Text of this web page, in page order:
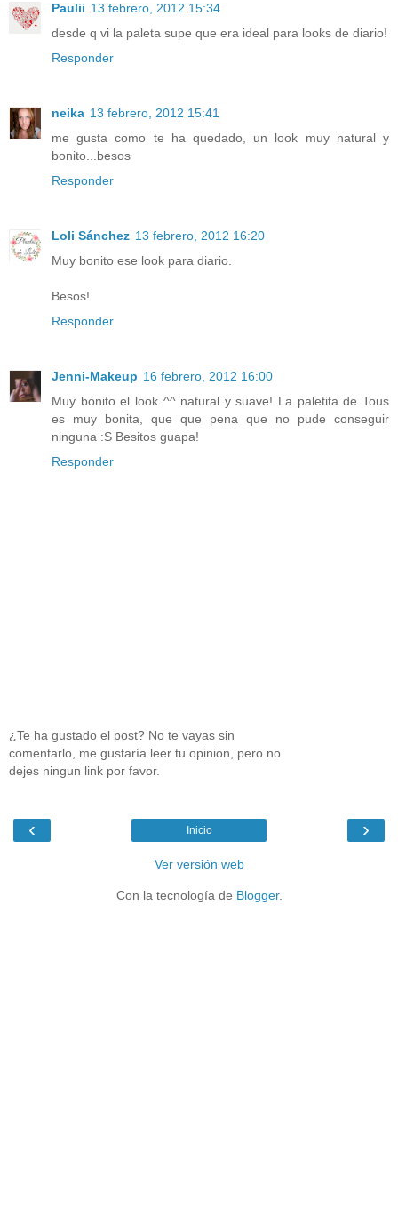
Paulii 13 febrero, 2012 15:34
desde q vi la paleta supe que era ideal para looks de diario!
Responder
neika 13 febrero, 2012 15:41
me gusta como te ha quedado, un look muy natural y
bonito...besos
Responder
Loli Sánchez 13 febrero, 2012 16:20
Muy bonito ese look para diario.
Besos!
Responder
Jenni-Makeup 16 febrero, 2012 16:00
Muy bonito el look ^^ natural y suave! La paletita de Tous
es muy bonita, que que pena que no pude conseguir
ninguna :S Besitos guapa!
Responder
¿Te ha gustado el post? No te vayas sin
comentarlo, me gustaría leer tu opinion, pero no
dejes ningun link por favor.
‹ ›
Inicio
Ver versión web
Con la tecnología de Blogger.